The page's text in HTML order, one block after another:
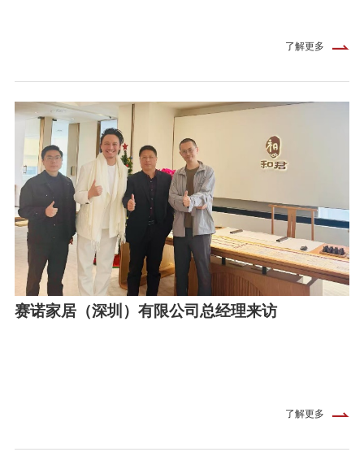
了解更多
赛诺家居（深圳）有限公司总经理来访
了解更多